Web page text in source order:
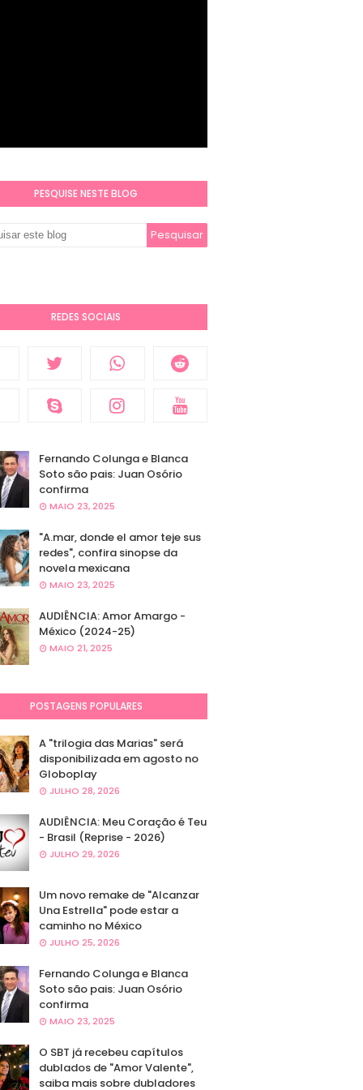
PESQUISE NESTE BLOG
REDES SOCIAIS
Fernando Colunga e Blanca
Soto são pais: Juan Osório
confirma
MAIO 23, 2025
"A.mar, donde el amor teje sus
redes", confira sinopse da
novela mexicana
MAIO 23, 2025
AUDIÊNCIA: Amor Amargo -
México (2024-25)
MAIO 21, 2025
POSTAGENS POPULARES
A "trilogia das Marias" será
disponibilizada em agosto no
Globoplay
JULHO 28, 2026
AUDIÊNCIA: Meu Coração é Teu
- Brasil (Reprise - 2026)
JULHO 29, 2026
Um novo remake de "Alcanzar
Una Estrella" pode estar a
caminho no México
JULHO 25, 2026
Fernando Colunga e Blanca
Soto são pais: Juan Osório
confirma
MAIO 23, 2025
O SBT já recebeu capítulos
dublados de "Amor Valente",
saiba mais sobre dubladores